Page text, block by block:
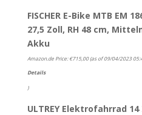
FISCHER E-Bike MTB EM
27,5 Zoll, RH 48 cm,
Akku
Amazon.de Price:€715,00(as of 09/04/2023
Details
)
ULTREY Elektrofahrrad 14